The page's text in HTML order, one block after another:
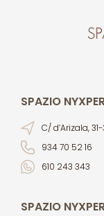
SPAZIO
C/ d’Arizala,
934 70 52 16
610 243 343
SPAZIO